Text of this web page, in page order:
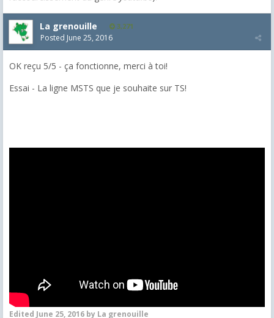
La grenouille 3,271
Posted June 25, 2016
OK reçu 5/5 - ça fonctionne, merci à toi!
Essai - La ligne MSTS que je souhaite sur TS!
Edited June 25, 2016 by La grenouille